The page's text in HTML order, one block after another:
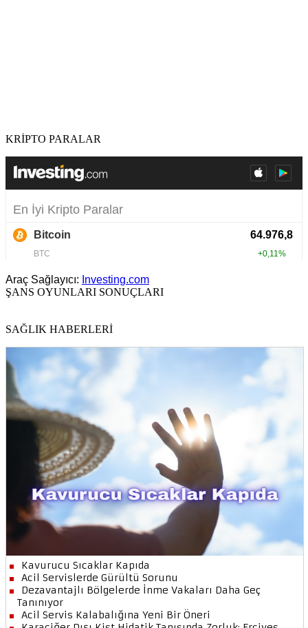
KRİPTO PARALAR
Araç Sağlayıcı: Investing.com
ŞANS OYUNLARI SONUÇLARI
SAĞLIK HABERLERİ